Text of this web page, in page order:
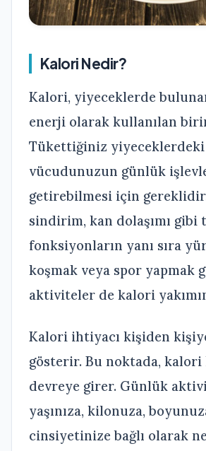
Kalori Nedir?
Kalori, yiyeceklerde
enerji olarak kullanılan
Tükettiğiniz
vücudunuzun günlük
getirebilmesi için
sindirim, kan dolaşımı gibi
fonksiyonların yanı sıra
koşmak veya spor yapmak
aktiviteler de kalori
Kalori ihtiyacı kişiden
gösterir. Bu noktada, kalori
devreye girer. Günlük
yaşınıza, kilonuza,
cinsiyetinize bağlı olarak